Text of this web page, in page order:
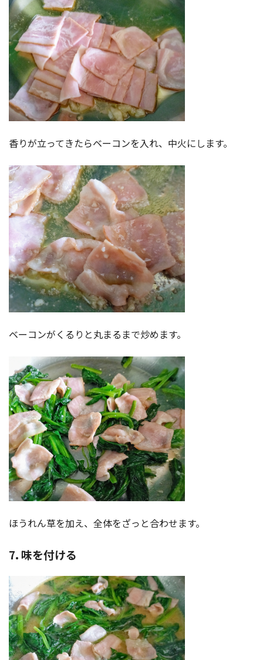
香りが立ってきたらベーコンを入れ、中火にします。
ベーコンがくるりと丸まるまで炒めます。
ほうれん草を加え、全体をざっと合わせます。
7. 味を付ける